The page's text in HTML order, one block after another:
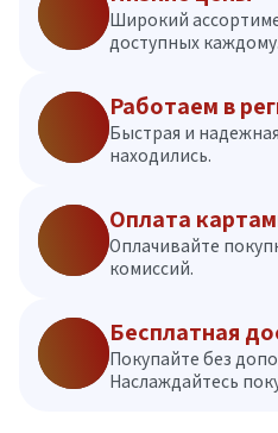
Широкий
доступных каждому.
Работаем в
Быстрая и
находились.
Оплата
Оплачивайте
комиссий.
Бесплатная
Покупайте без
Наслаждайтесь